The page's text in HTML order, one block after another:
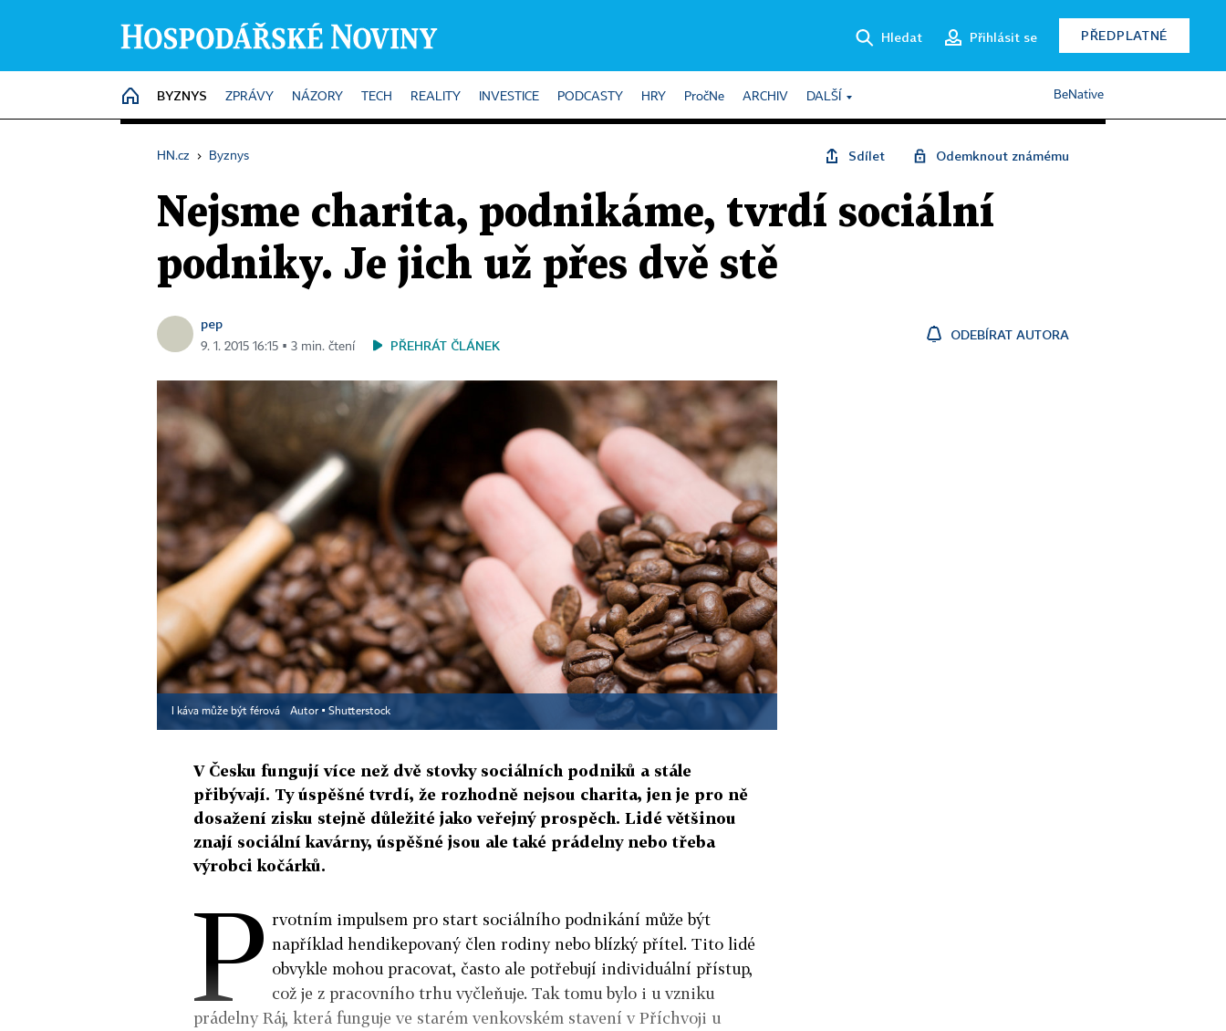
Hledat Přihlásit se PŘEDPLATNÉ
HOME
BYZNYS ZPRÁVY NÁZORY TECH REALITY INVESTICE PODCASTY HRY PročNe ARCHIV DALŠÍ BeNative
HN.cz › Byznys Sdílet Odemknout známému
Nejsme charita, podnikáme, tvrdí sociální
podniky. Je jich už přes dvě stě
pep
9. 1. 2015 16:15 ▪ 3 min. čtení PŘEHRÁT ČLÁNEK
ODEBÍRAT AUTORA
I káva může být férová Autor ▪ Shutterstock
V Česku fungují více než dvě stovky sociálních podniků a stále
přibývají. Ty úspěšné tvrdí, že rozhodně nejsou charita, jen je pro ně
dosažení zisku stejně důležité jako veřejný prospěch. Lidé většinou
znají sociální kavárny, úspěšné jsou ale také prádelny nebo třeba
výrobci kočárků.
P rvotním impulsem pro start sociálního podnikání může být
například hendikepovaný člen rodiny nebo blízký přítel. Tito lidé
obvykle mohou pracovat, často ale potřebují individuální přístup,
což je z pracovního trhu vyčleňuje. Tak tomu bylo i u vzniku
prádelny Ráj, která funguje ve starém venkovském stavení v Příchvoji u